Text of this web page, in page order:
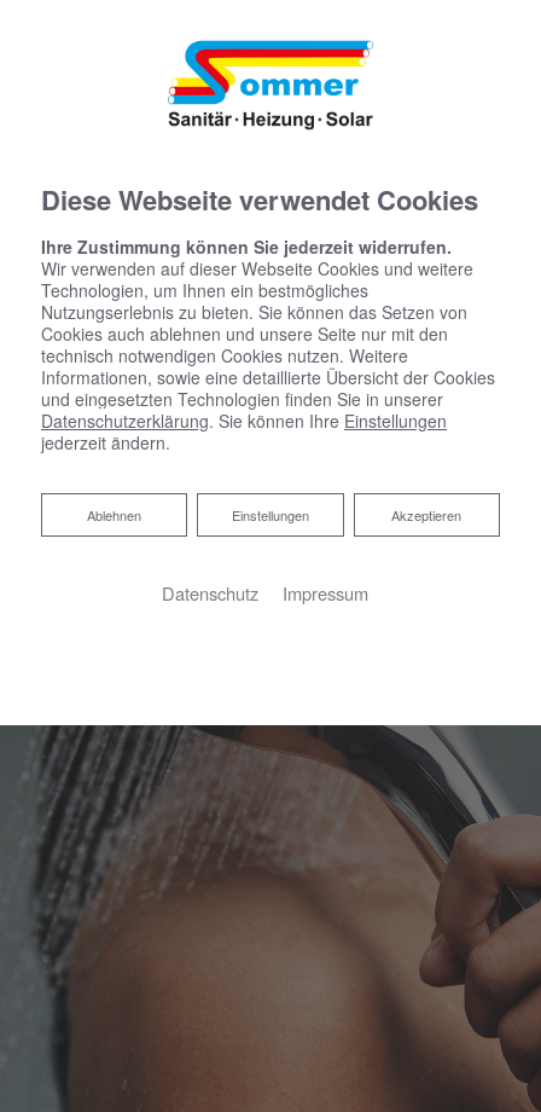
Diese Webseite verwendet Cookies
Ihre Zustimmung können Sie jederzeit widerrufen.
Wir verwenden auf dieser Webseite Cookies und weitere
Technologien, um Ihnen ein bestmögliches
Nutzungserlebnis zu bieten. Sie können das Setzen von
Cookies auch ablehnen und unsere Seite nur mit den
technisch notwendigen Cookies nutzen. Weitere
Informationen, sowie eine detaillierte Übersicht der Cookies
und eingesetzten Technologien finden Sie in unserer
Datenschutzerklärung. Sie können Ihre Einstellungen
jederzeit ändern.
Akzeptieren
Einstellungen
Ablehnen
Ablehnen
Datenschutz Impressum